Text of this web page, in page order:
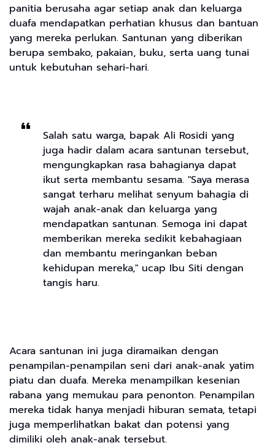
panitia berusaha agar setiap anak dan keluarga
duafa mendapatkan perhatian khusus dan bantuan
yang mereka perlukan. Santunan yang diberikan
berupa sembako, pakaian, buku, serta uang tunai
untuk kebutuhan sehari-hari.
Salah satu warga, bapak Ali Rosidi yang
juga hadir dalam acara santunan tersebut,
mengungkapkan rasa bahagianya dapat
ikut serta membantu sesama. "Saya merasa
sangat terharu melihat senyum bahagia di
wajah anak-anak dan keluarga yang
mendapatkan santunan. Semoga ini dapat
memberikan mereka sedikit kebahagiaan
dan membantu meringankan beban
kehidupan mereka," ucap Ibu Siti dengan
tangis haru.
Acara santunan ini juga diramaikan dengan
penampilan-penampilan seni dari anak-anak yatim
piatu dan duafa. Mereka menampilkan kesenian
rabana yang memukau para penonton. Penampilan
mereka tidak hanya menjadi hiburan semata, tetapi
juga memperlihatkan bakat dan potensi yang
dimiliki oleh anak-anak tersebut.